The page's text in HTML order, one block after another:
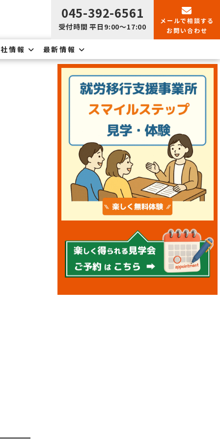
045-392-6561
受付時間 平日9:00〜17:00
メールで相談する
お問い合わせ
情報 最新情報